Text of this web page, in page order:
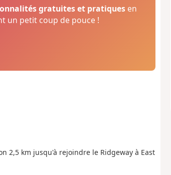
gratuites et pratiques en
un petit coup de pouce !
2,5 km jusqu'à rejoindre le Ridgeway à East